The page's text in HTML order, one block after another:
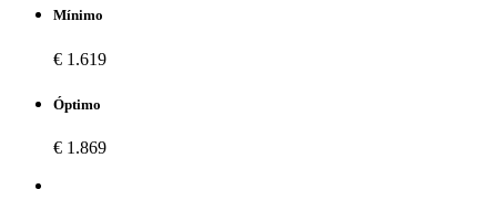
Mínimo
€ 1.619
Óptimo
€ 1.869